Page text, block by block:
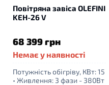
Повітряна завіса OLEFINI
KEH-26 V
68 399 грн
Немає у наявності
Потужність обігріву, КВт: 15
• Живлення: 3 фази - 380Вт